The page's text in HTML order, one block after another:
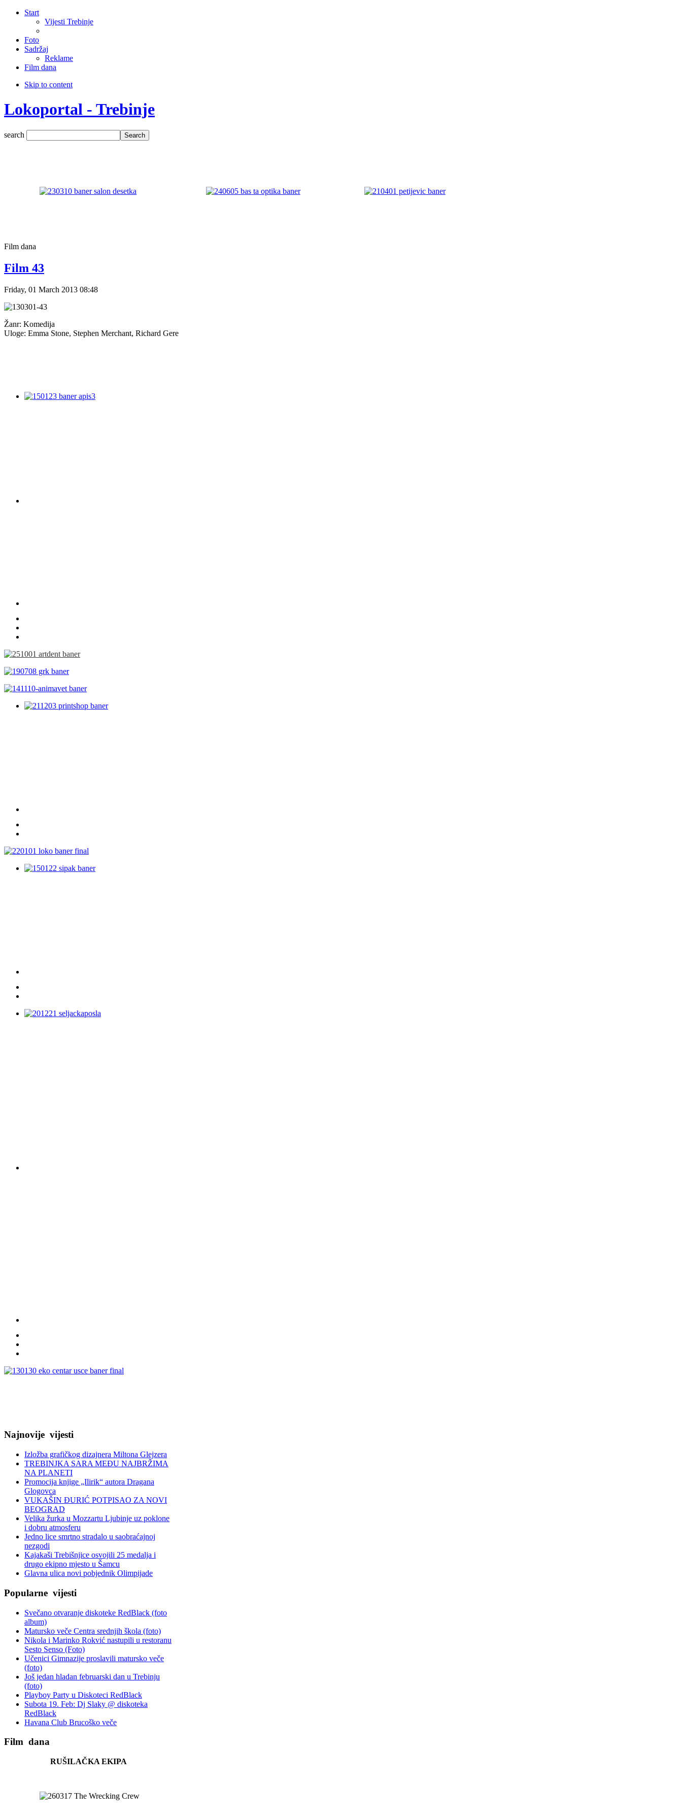
Start
Vijesti Trebinje
Foto
Sadržaj
Reklame
Film dana
Skip to content
Lokoportal - Trebinje
search
Film dana
Film 43
Friday, 01 March 2013 08:48
Žanr: Komedija
Uloge: Emma Stone, Stephen Merchant, Richard Gere
Najnovije vijesti
Izložba grafičkog dizajnera Miltona Glejzera
TREBINЈKA SARA MEĐU NAJBRŽIMA
NA PLANETI
Promocija knjige „Ilirik“ autora Dragana
Glogovca
VUKAŠIN ĐURIĆ POTPISAO ZA NOVI
BEOGRAD
Velika žurka u Mozzartu Ljubinje uz poklone
i dobru atmosferu
Jedno lice smrtno stradalo u saobraćajnoj
nezgodi
Kajakaši Trebišnjice osvojili 25 medalja i
drugo ekipno mjesto u Šamcu
Glavna ulica novi pobjednik Olimpijade
Popularne vijesti
Svečano otvaranje diskoteke RedBlack (foto
album)
Matursko veče Centra srednjih škola (foto)
Nikola i Marinko Rokvić nastupili u restoranu
Sesto Senso (Foto)
Učenici Gimnazije proslavili matursko veče
(foto)
Još jedan hladan februarski dan u Trebinju
(foto)
Playboy Party u Diskoteci RedBlack
Subota 19. Feb: Dj Slaky @ diskoteka
RedBlack
Havana Club Brucoško veče
Film dana
RUŠILAČKA EKIPA